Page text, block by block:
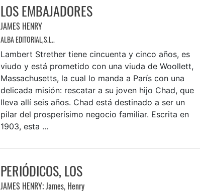
LOS EMBAJADORES
JAMES HENRY
ALBA EDITORIAL,S.L..
Lambert Strether tiene cincuenta y cinco años, es
viudo y está prometido con una viuda de Woollett,
Massachusetts, la cual lo manda a París con una
delicada misión: rescatar a su joven hijo Chad, que
lleva allí seis años. Chad está destinado a ser un
pilar del prosperísimo negocio familiar. Escrita en
1903, esta ...
PERIÓDICOS, LOS
JAMES HENRY;James, Henry